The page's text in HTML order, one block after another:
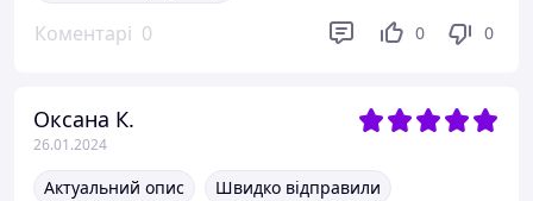
Коментарі 0 0 0
Оксана К.
26.01.2024
Актуальний опис
Швидко відправили